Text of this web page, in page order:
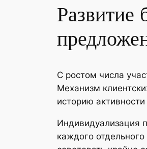
Развитие
С ростом числа
Механизм
историю
Индивидуализация
каждого